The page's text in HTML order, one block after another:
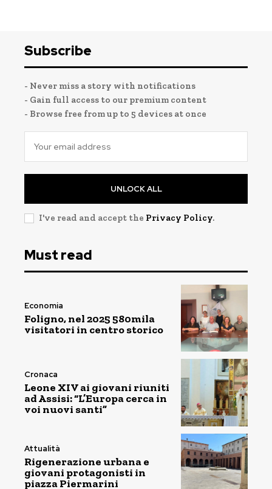
Subscribe
- Never miss a story with notifications
- Gain full access to our premium content
- Browse free from up to 5 devices at once
UNLOCK ALL
I've read and accept the Privacy Policy.
Must read
Economia
Foligno, nel 2025 580mila
visitatori in centro storico
Cronaca
Leone XIV ai giovani riuniti
ad Assisi: “L’Europa cerca in
voi nuovi santi”
Attualità
Rigenerazione urbana e
giovani protagonisti in
piazza Piermarini